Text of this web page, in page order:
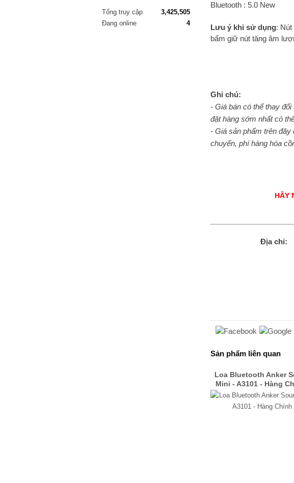
Bluetooth : 5.0 New
Lưu ý khi sử dụng:
bấm giữ nút tăng âm
Ghi chú:
- Giá bán có thể thay
đặt hàng sớm nhất có
- Giá sản phẩm trên
chuyển, phí hàng hóa
HÃY
Địa chỉ:
Sản phẩm liên quan
Loa Bluetooth Anker
Mini - A3101 - Hàng
Tổng truy cập
3,425,505
Đang online
4